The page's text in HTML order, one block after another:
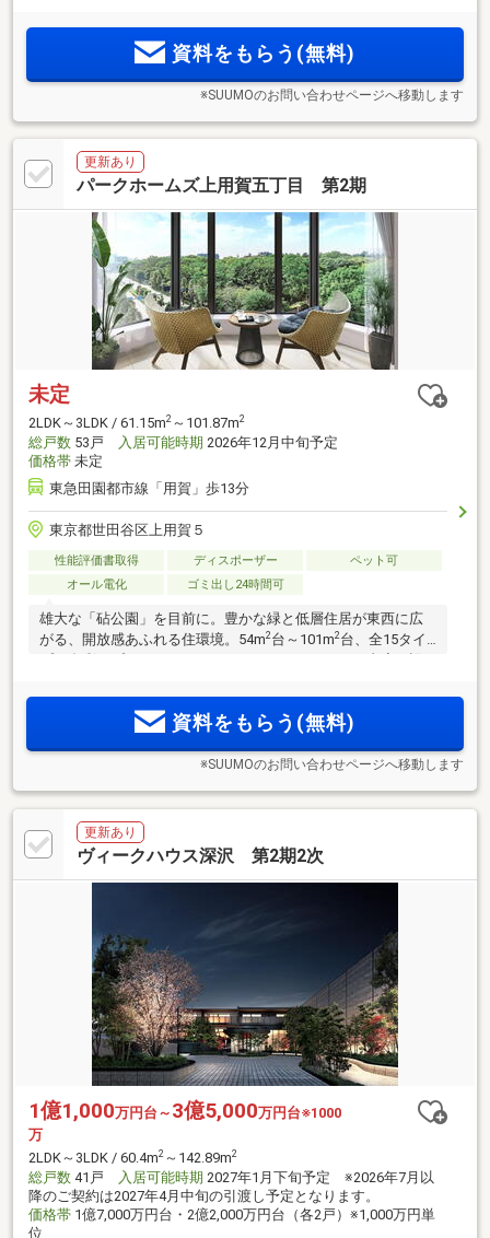
32分、「日本橋」33分。平穏な低層住居専用地域隣接。40m2
超・全21タイプ資料をもらう(無料)
※SUUMOのお問い合わせページへ移動します
更新あり
パークホームズ上用賀五丁目 第2期
未定
2LDK～3LDK / 61.15m2 ～101.87m2
総戸数 53戸 入居可能時期 2026年12月中旬予定
価格帯 未定
東急田園都市線「用賀」歩13分
東京都世田谷区上用賀５
性能評価書取得 ディスポーザー
ペット可
オール電化
ゴミ出し24時間可
雄大な「砧公園」を目前に。豊かな緑と低層住居が東西に広
がる、開放感あふれる住環境。54m2台～101m2台、全15タイ
ップテラス」を設置。
資料をもらう(無料)
※SUUMOのお問い合わせページへ移動します
更新あり
ヴィークハウス深沢 第2期2次
1億1,000万円台～ 3億5,000万円台※1000
万
2LDK～3LDK / 60.4m2 ～142.89m2
総戸数 41戸 入居可能時期 2027年1月下旬予定 ※2026年7月以
降のご契約は2027年4月中旬の引渡し予定となります。
価格帯 1億7,000万円台・2億2,000万円台（各2戸）※1,000万円単
位